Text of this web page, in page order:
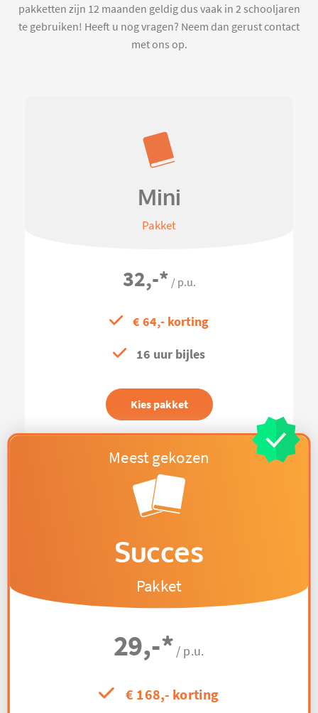
pakketten zijn 12 maanden geldig dus vaak in 2 schooljaren
te gebruiken! Heeft u nog vragen? Neem dan gerust contact
met ons op.
Mini
Pakket
32,-* / p.u.
€ 64,- korting
16 uur bijles
Kies pakket
Succes
Pakket
29,-* / p.u.
€ 168,- korting